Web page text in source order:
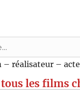
réalisateur –
les films